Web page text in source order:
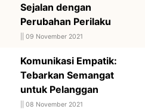
Sejalan dengan
Perubahan Perilaku
09 November 2021
Komunikasi Empatik:
Tebarkan Semangat
untuk Pelanggan
08 November 2021